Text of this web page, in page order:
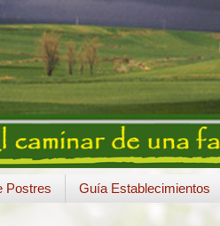
Postres Guía Establecimientos